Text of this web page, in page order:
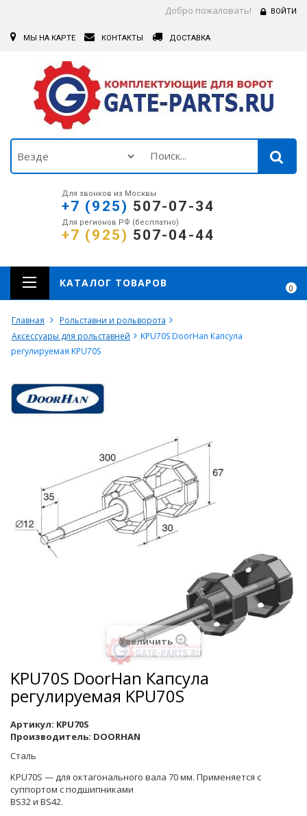
Добро пожаловать! ВОЙТИ
МЫ НА КАРТЕ КОНТАКТЫ ДОСТАВКА
Для звонков из Москвы
+7 (925) 507-07-34
Для регионов РФ (бесплатно)
+7 (925) 507-04-44
0
КАТАЛОГ ТОВАРОВ
Главная
Рольставни и рольворота
Аксессуары для рольставней
KPU70S DoorHan Капсула
регулируемая KPU70S
Увеличить
KPU70S DoorHan Капсула
регулируемая KPU70S
Артикул: KPU70S
Производитель: DOORHAN
Сталь
KPU70S — для октагонального вала 70 мм. Применяется c
суппортом с подшипниками
BS32 и BS42.